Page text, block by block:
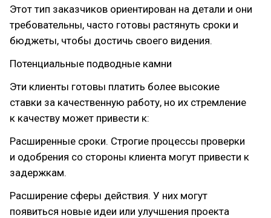
Этот тип заказчиков ориентирован на детали и они
требовательны, часто готовы растянуть сроки и
бюджеты, чтобы достичь своего видения.
Потенциальные подводные камни
Эти клиенты готовы платить более высокие
ставки за качественную работу, но их стремление
к качеству может привести к:
Расширенные сроки. Строгие процессы проверки
и одобрения со стороны клиента могут привести к
задержкам.
Расширение сферы действия. У них могут
появиться новые идеи или улучшения проекта